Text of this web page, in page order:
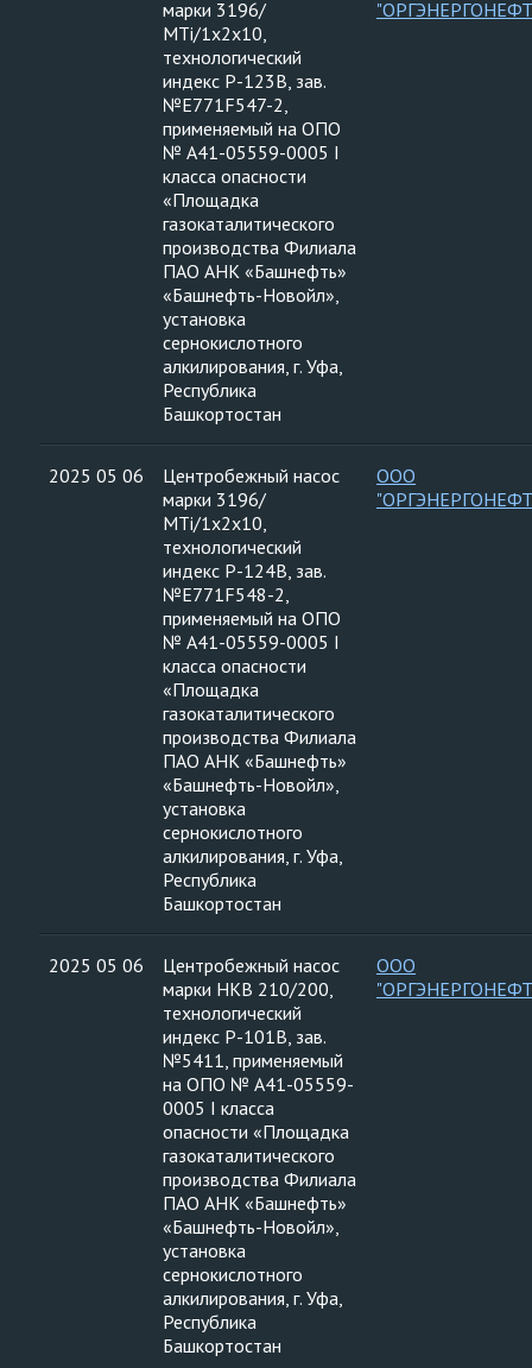
марки 3196/
МTi/1х2х10,
технологический
индекс Р-123В, зав.
№Е771F547-2,
применяемый на ОПО
№ А41-05559-0005 I
класса опасности
«Площадка
газокаталитического
производства Филиала
ПАО АНК «Башнефть»
«Башнефть-Новойл»,
установка
сернокислотного
алкилирования, г. Уфа,
Республика
Башкортостан
2025 05 06
Центробежный насос
марки 3196/
МTi/1х2х10,
технологический
индекс Р-124В, зав.
№Е771F548-2,
применяемый на ОПО
№ А41-05559-0005 I
класса опасности
«Площадка
газокаталитического
производства Филиала
ПАО АНК «Башнефть»
«Башнефть-Новойл»,
установка
сернокислотного
алкилирования, г. Уфа,
Республика
Башкортостан
ООО
2025 05 06
Центробежный насос
марки НКВ 210/200,
технологический
индекс Р-101В, зав.
№5411, применяемый
на ОПО № А41-05559-
0005 I класса
опасности «Площадка
газокаталитического
производства Филиала
ПАО АНК «Башнефть»
«Башнефть-Новойл»,
установка
сернокислотного
алкилирования, г. Уфа,
Республика
Башкортостан
ООО